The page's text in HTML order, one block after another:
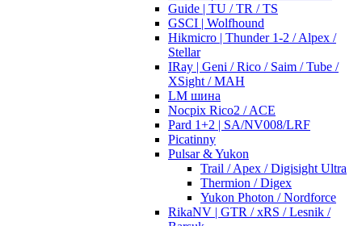
Guide | TU / TR / TS
GSCI | Wolfhound
Hikmicro | Thunder 1-2 / Alpex /
Stellar
IRay | Geni / Rico / Saim / Tube /
XSight / MAH
LM шина
Nocpix Rico2 / ACE
Pard 1+2 | SA/NV008/LRF
Picatinny
Pulsar & Yukon
Trail / Apex / Digisight Ultra
Thermion / Digex
Yukon Photon / Nordforce
RikaNV | GTR / xRS / Lesnik /